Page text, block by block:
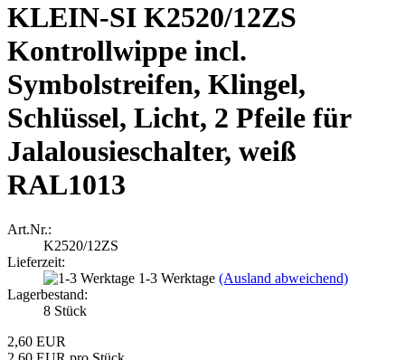
KLEIN-SI K2520/12ZS
Kontrollwippe incl.
Symbolstreifen, Klingel,
Schlüssel, Licht, 2 Pfeile für
Jalalousieschalter, weiß
RAL1013
Art.Nr.:
K2520/12ZS
Lieferzeit:
1-3 Werktage (Ausland abweichend)
Lagerbestand:
8 Stück
2,60 EUR